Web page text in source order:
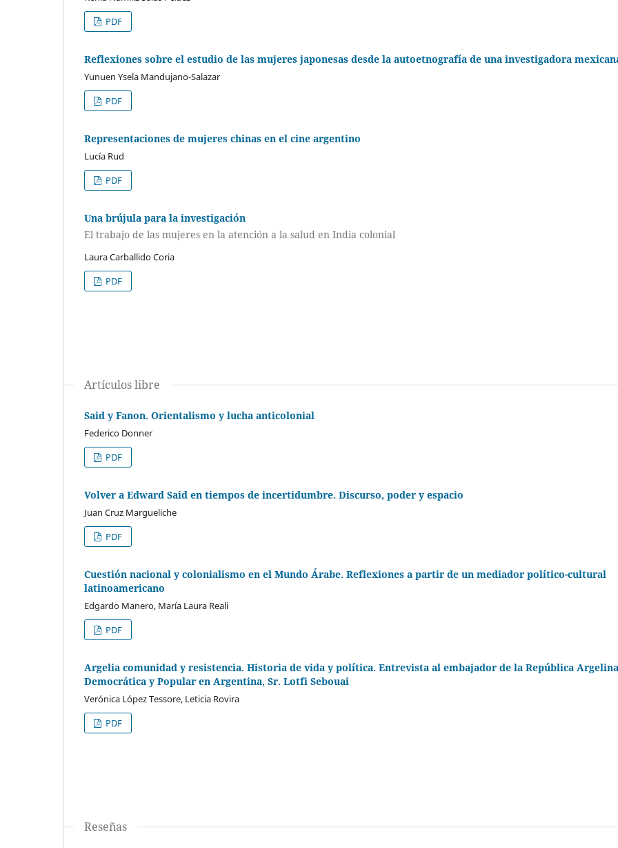
PDF
Reflexiones sobre el estudio de las mujeres japonesas desde la autoetnografía de una investigadora
Yunuen Ysela Mandujano-Salazar
PDF
Representaciones de mujeres chinas en el cine argentino
Lucía Rud
PDF
Una brújula para la investigación
El trabajo de las mujeres en la atención a la salud en India colonial
Laura Carballido Coria
PDF
Artículos libre
Said y Fanon. Orientalismo y lucha anticolonial
Federico Donner
PDF
Volver a Edward Said en tiempos de incertidumbre. Discurso, poder y espacio
Juan Cruz Margueliche
PDF
Cuestión nacional y colonialismo en el Mundo Árabe. Reflexiones a partir de un mediador político-cultural
latinoamericano
Edgardo Manero, María Laura Reali
PDF
Argelia comunidad y resistencia. Historia de vida y política. Entrevista al embajador de la República Argelina
Democrática y Popular en Argentina, Sr. Lotfi Sebouai
Verónica López Tessore, Leticia Rovira
PDF
Reseñas